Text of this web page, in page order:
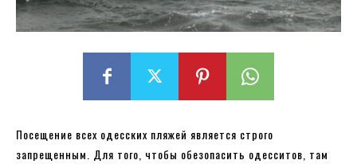
Посещение всех одесских пляжей является строго
запрещенным. Для того, чтобы обезопасить одесситов, там